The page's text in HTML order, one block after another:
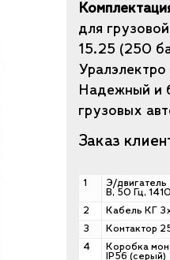
для
15.25 (250
Надежный и
грузовых
Заказ
1
Э/двигатель
В, 50 Гц,
2 Кабель КГ
3
Контактор
4
Коробка
IP56 (серый)